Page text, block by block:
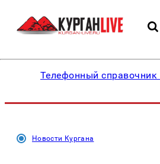
Телефонный справочник
Новости Кургана